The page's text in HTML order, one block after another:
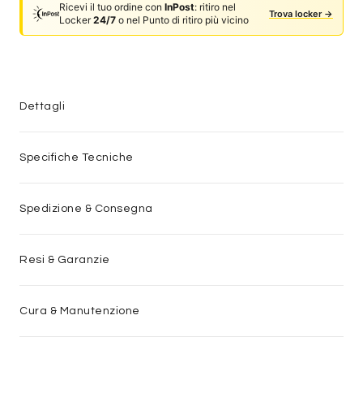
Ricevi il tuo ordine conInPost: ritiro nel
Locker24/7 o nel Punto di ritiro più vicino
Trova locker →
Dettagli
Specifiche Tecniche
Spedizione & Consegna
Resi & Garanzie
Cura & Manutenzione